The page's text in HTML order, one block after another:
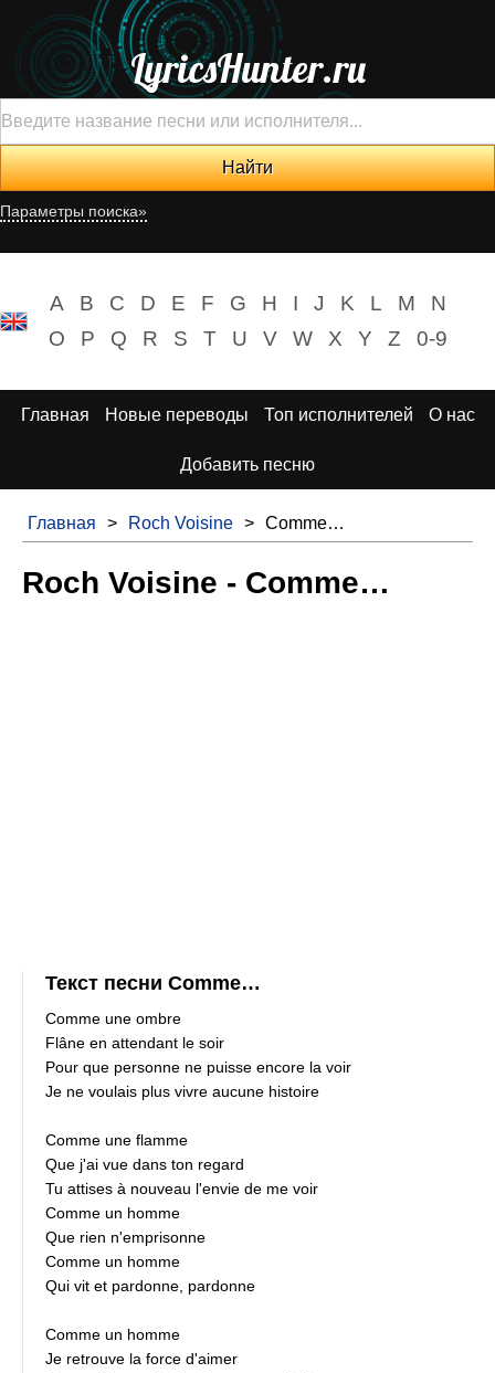
LyricsHunter.ru
Параметры поиска»
A B C D E F G H I J K L M
N
O
P Q R S T U V W X Y Z 0-9
Главная Новые переводы Топ исполнителей О нас
Добавить песню
Главная > Roch Voisine > Comme…
Roch Voisine - Comme…
Текст песни Comme…
Comme une ombre
Flâne en attendant le soir
Pour que personne ne puisse encore la voir
Je ne voulais plus vivre aucune histoire
Comme une flamme
Que j'ai vue dans ton regard
Tu attises à nouveau l'envie de me voir
Comme un homme
Que rien n'emprisonne
Comme un homme
Qui vit et pardonne, pardonne
Comme un homme
Je retrouve la force d'aimer